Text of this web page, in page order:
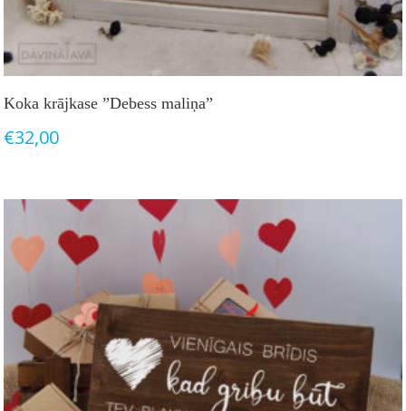
Koka krājkase ”Debess maliņa”
€32,00